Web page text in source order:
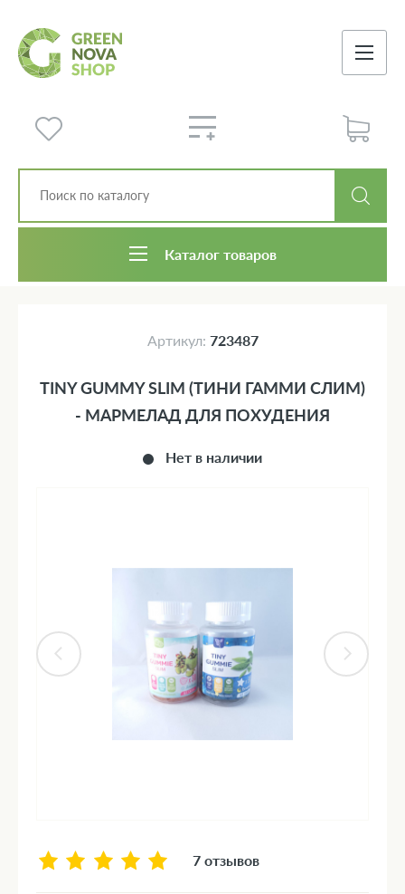
Каталог товаров
Артикул: 723487
Нет в наличии
TINY GUMMY SLIM (ТИНИ ГАММИ СЛИМ)
- МАРМЕЛАД ДЛЯ ПОХУДЕНИЯ
7 отзывов